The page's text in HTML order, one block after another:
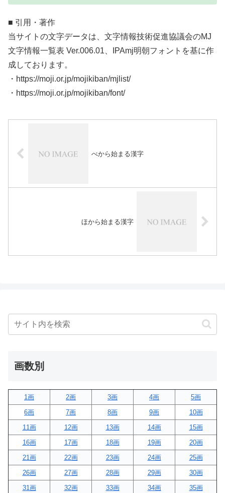
■ 引用・著作
当サイトの文字データは、文字情報技術促進協議会のMJ
文字情報一覧表 Ver.006.01、IPAmj明朝フォントを基に作
成しております。
・https://moji.or.jp/mojikiban/mjlist/
・https://moji.or.jp/mojikiban/font/
べから始まる漢字
ほから始まる漢字
画数別
1画 2画 3画 4画
5画
6画
7画 8画 9画
10画
11画
12画 13画 14画
15画
16画
17画 18画 19画
20画
21画
22画 23画 24画
25画
26画
27画 28画 29画
30画
31画
32画 33画 34画 35画